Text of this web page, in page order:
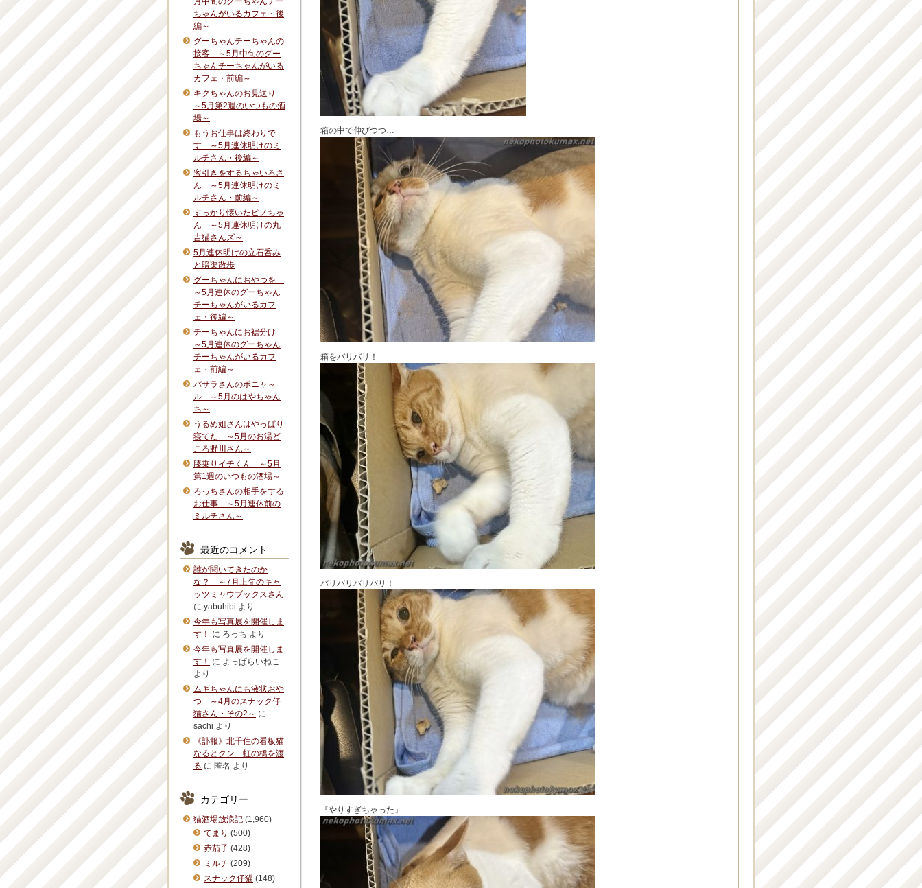
箱の中で伸びつつ…
箱をバリバリ！
バリバリバリバリ！
『やりすぎちゃった』
ちゃんがいるカフェ・後
編～
グーちゃんチーちゃんの
接客 ～5月中旬のグー
ちゃんチーちゃんがいる
カフェ・前編～
キクちゃんのお見送り
～5月第2週のいつもの酒
場～
もうお仕事は終わりで
す ～5月連休明けのミ
ルチさん・後編～
客引きをするちゃいろさ
ん ～5月連休明けのミ
ルチさん・前編～
すっかり懐いたピノちゃ
ん ～5月連休明けの丸
吉猫さんズ～
5月連休明けの立石呑み
と暗渠散歩
グーちゃんにおやつを
～5月連休のグーちゃん
チーちゃんがいるカフ
ェ・後編～
チーちゃんにお裾分け
～5月連休のグーちゃん
チーちゃんがいるカフ
ェ・前編～
バサラさんのボニャ～
ル ～5月のはやちゃん
ち～
うるめ姐さんはやっぱり
寝てた ～5月のお湯ど
ころ野川さん～
膝乗りイチくん ～5月
第1週のいつもの酒場～
ろっちさんの相手をする
お仕事 ～5月連休前の
ミルチさん～
最近のコメント
誰が聞いてきたのか
な？ ～7月上旬のキャ
ッツミャウブックスさん
に yabuhibi より
今年も写真展を開催しま
す！
に ろっち より
今年も写真展を開催しま
す！
に よっぱらいねこ
より
ムギちゃんにも液状おや
つ ～4月のスナック仔
猫さん・その2～ に
sachi より
《訃報》北千住の看板猫
なるとクン 虹の橋を渡
る に 匿名 より
カテゴリー
猫酒場放浪記 (1,960)
てまり (500)
赤茄子 (428)
ミルチ (209)
スナック仔猫 (148)